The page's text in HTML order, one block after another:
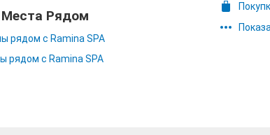
Места Рядом
рядом с Ramina SPA
рядом с Ramina SPA